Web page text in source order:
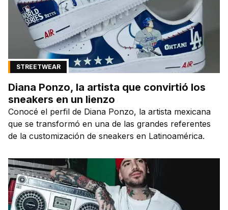
STREETWEAR
Diana Ponzo, la artista que convirtió los
sneakers en un lienzo
Conocé el perfil de Diana Ponzo, la artista mexicana
que se transformó en una de las grandes referentes
de la customización de sneakers en Latinoamérica.